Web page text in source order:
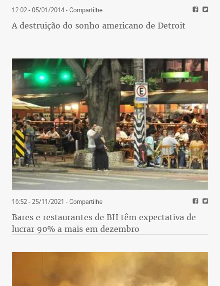
12:02 - 05/01/2014- Compartilhe
A destruição do sonho americano de Detroit
16:52 - 25/11/2021 - Compartilhe
Bares e restaurantes de BH têm expectativa de
lucrar 90% a mais em dezembro